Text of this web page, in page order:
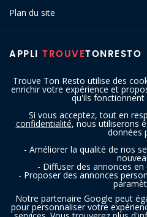
Trouve Ton Resto utilise des
enrichir votre expérience et
qu'ils
Si vous acceptez, tout en
confidentialité, nous utiliserons
données
- Améliorer la qualité de nos
- Diffuser des annonces
- Proposer des annonces
Notre partenaire Google peut
pour personnaliser votre
APPLI TROUVETONRESTO
Plan du site
SUIVEZ-NOUS